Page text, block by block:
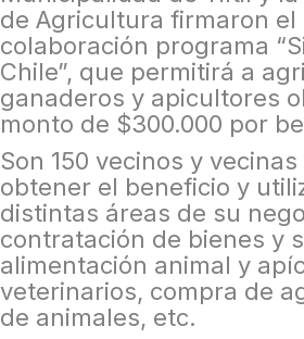
de Agricultura firmaron el
colaboración programa
Chile”, que permitirá a
ganaderos y apicultores
monto de $300.000 por
Son 150 vecinos y
obtener el beneficio y
distintas áreas de su
contratación de bienes y
alimentación animal y
veterinarios, compra de
de animales, etc.